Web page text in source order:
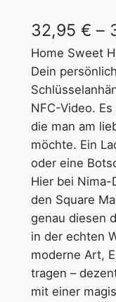
32,95 € –
Home Sweet
Dein
NFC-Video.
die man am
möchte. Ein
oder eine
Hier bei Nima-
den Square
genau diesen
in der echten
moderne Art,
tragen –
mit einer